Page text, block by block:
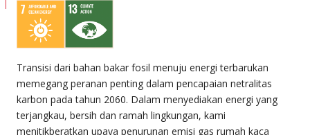
Transisi dari bahan bakar fosil menuju energi terbarukan
memegang peranan penting dalam pencapaian netralitas
karbon pada tahun 2060. Dalam menyediakan energi yang
terjangkau, bersih dan ramah lingkungan, kami
menitikberatkan upaya penurunan emisi gas rumah kaca